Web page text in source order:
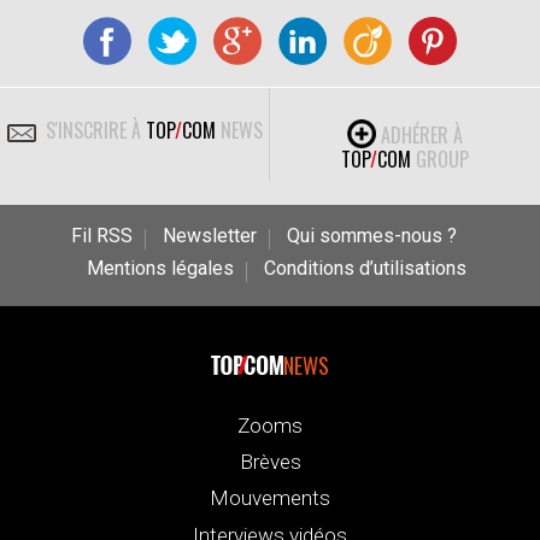
S'INSCRIRE À TOP/COM NEWS
ADHÉRER À
TOP/COM GROUP
Fil RSS Newsletter
Qui sommes-nous ?
Mentions légales
Conditions d’utilisations
NEWS
Zooms
Brèves
Mouvements
Interviews vidéos